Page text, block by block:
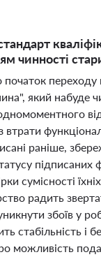
чинності
який набуде
раніше,
підписаних
сумісності
радить
збоїв у
стабільність і
можливість